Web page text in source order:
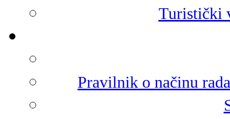
Turistički
Pravilnik o načinu